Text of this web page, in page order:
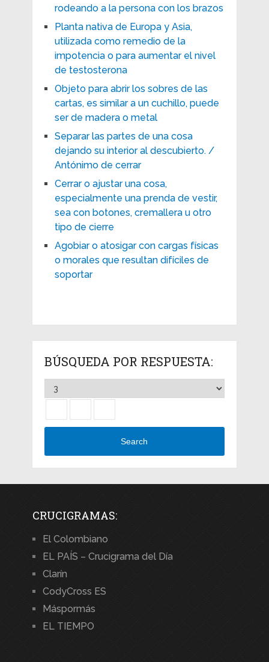
rodeando a la persona con los brazos
Planta nativa de Europa y Asia,
utilizada como remedio de la
impotencia o para aumentar el nivel
de testosterona
Objeto para abrir los sobres de las
cartas, es similar a un cuchillo, puede
ser de madera o metal
Separar las partes de una cosa
dejando su interior al descubierto. /
Antónimo de cerrar
Cerrar o ajustar una cosa,
especialmente una prenda de vestir,
sea con botones, cremallera u otro
tipo de cierre
Agobiar o atosigar con cargas físicas
o morales que resultan difíciles de
soportar
BÚSQUEDA POR RESPUESTA:
Search
CRUCIGRAMAS:
El Colombiano
EL PAÍS – Crucigrama del Día
Clarín
CodyCross ES
Máspormás
EL TIEMPO